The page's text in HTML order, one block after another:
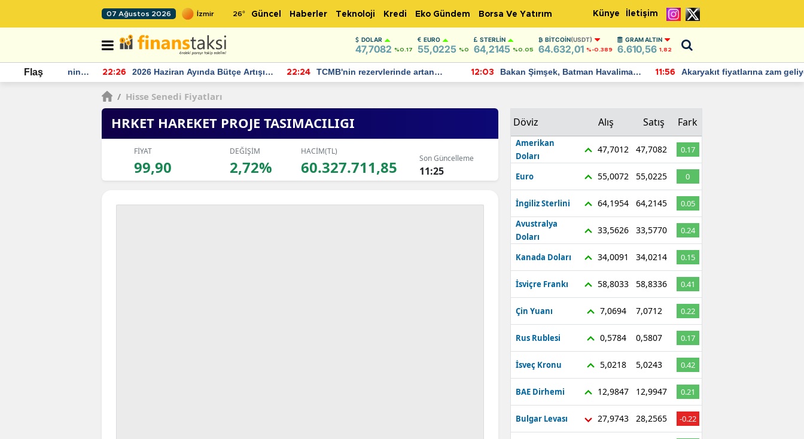
07 Ağustos 2026 26° Güncel Haberler Teknoloji Kredi Eko Gündem Borsa Ve Yatırım Künye İletişim
DOLAR
47,7082 %0.17
EURO
55,0225 %0
STERLIN
64,2145 %0.05
BITCOIN(USDT)
64.632,01 %-0.389
GRAM ALTIN
6.610,56 1,82
Flaş 22:26
2026 Haziran Ayında Bütçe Artışı
Yaşandı
22:24
TCMB'nin rezervlerinde artan
momentum devam ediyor
12:03
Bakan Şimşek, Batman Havalimanı
için umut verici açıklamalarda
11:56
Akaryakıt fiyatlarına zam geliyor:
Yeni tarih açıklandı
/ Hisse Senedi Fiyatları
HRKET HAREKET PROJE TASIMACILIGI
FİYAT
99,90
DEĞİŞİM
2,72%
HACİM(TL)
60.327.711,85 Son Güncelleme
11:25
Döviz Alış Satış Fark
Amerikan
Doları
47,7012 47,7082 0.17
Euro 55,0072 55,0225 0
İngiliz Sterlini 64,1954 64,2145
0.05
Avustralya
Doları
33,5626 33,5770 0.24
Kanada Doları 34,0091 34,0214 0.15
İsviçre Frankı 58,8033 58,8336 0.41
Çin Yuanı 7,0694 7,0712 0.22
Rus Rublesi 0,5784 0,5807 0.17
İsveç Kronu 5,0218 5,0243 0.42
BAE Dirhemi 12,9847 12,9947 0.21
Bulgar Levası 27,9743 28,2565 -0.22